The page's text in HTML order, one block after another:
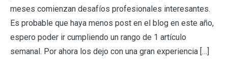
meses comienzan desafíos profesionales interesantes.
Es probable que haya menos post en el blog en este año,
espero poder ir cumpliendo un rango de 1 artículo
semanal. Por ahora los dejo con una gran experiencia […]